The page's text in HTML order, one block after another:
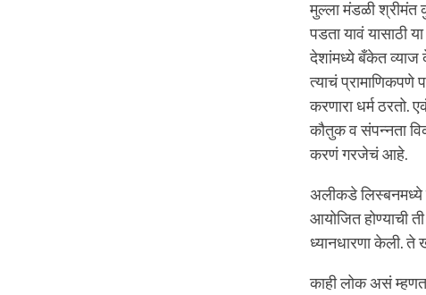
मुल्ला मंडळी श्रीमंत
पडता यावं यासाठी
देशांमध्ये बँकेत व्याज
त्याचं प्रामाणिकपणे
करणारा धर्म ठरतो.
कौतुक व संपन्नता
करणं गरजेचं आहे.
अलीकडे लिस्बनमध्ये
आयोजित होण्याची
ध्यानधारणा केली. ते
काही लोक असं